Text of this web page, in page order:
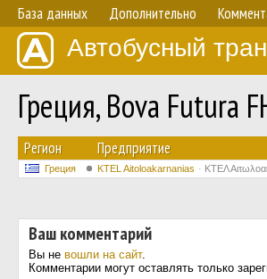
База данных Дополнительно
Автобусный
Греция, Bova Futura
Регион Предприятие
Греция KTEL Aitoloakarnanias ΚΤΕΛ
Ваш комментарий
Вы не вошли на сайт.
Комментарии могут оставлять только